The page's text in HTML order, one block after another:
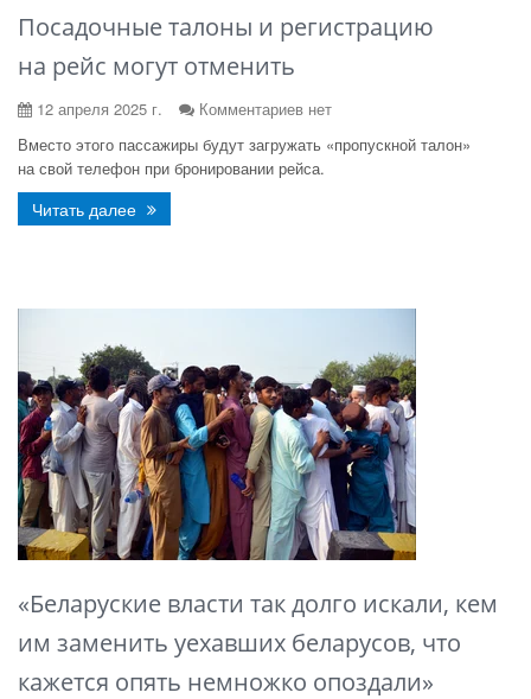
Посадочные талоны и регистрацию
на рейс могут отменить
12 апреля 2025 г.
Комментариев нет
Вместо этого пассажиры будут загружать «пропускной талон»
на свой телефон при бронировании рейса.
Читать далее
«Беларуские власти так долго искали, кем
им заменить уехавших беларусов, что
кажется опять немножко опоздали»